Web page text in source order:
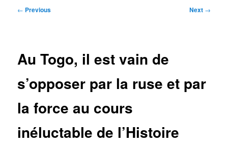
Post
← Previous Next →
Au Togo, il est vain de
s’opposer par la ruse et par
la force au cours
inéluctable de l’Histoire